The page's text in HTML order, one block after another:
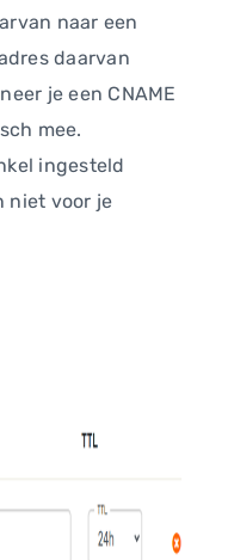
naar een
daarvan
je een CNAME
mee.
ingesteld
niet voor je